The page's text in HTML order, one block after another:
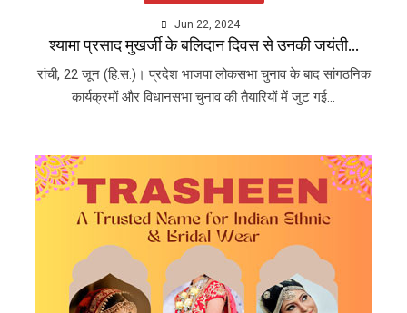
Jun 22, 2024
श्यामा प्रसाद मुखर्जी के बलिदान दिवस से उनकी जयंती...
रांची, 22 जून (हि.स.)। प्रदेश भाजपा लोकसभा चुनाव के बाद सांगठनिक
कार्यक्रमों और विधानसभा चुनाव की तैयारियों में जुट गई...